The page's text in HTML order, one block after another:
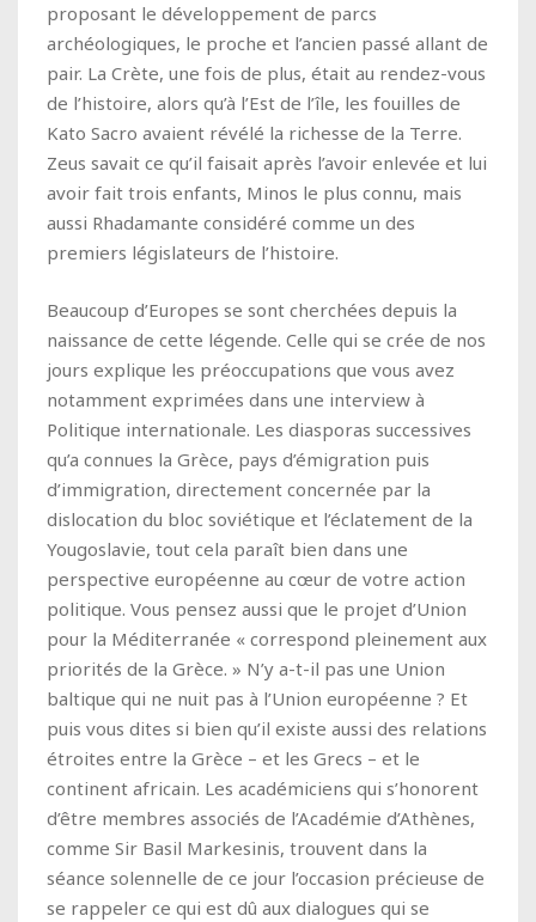
proposant le développement de parcs
archéologiques, le proche et l’ancien passé allant de
pair. La Crète, une fois de plus, était au rendez-vous
de l’histoire, alors qu’à l’Est de l’île, les fouilles de
Kato Sacro avaient révélé la richesse de la Terre.
Zeus savait ce qu’il faisait après l’avoir enlevée et lui
avoir fait trois enfants, Minos le plus connu, mais
aussi Rhadamante considéré comme un des
premiers législateurs de l’histoire.
Beaucoup d’Europes se sont cherchées depuis la
naissance de cette légende. Celle qui se crée de nos
jours explique les préoccupations que vous avez
notamment exprimées dans une interview à
Politique internationale. Les diasporas successives
qu’a connues la Grèce, pays d’émigration puis
d’immigration, directement concernée par la
dislocation du bloc soviétique et l’éclatement de la
Yougoslavie, tout cela paraît bien dans une
perspective européenne au cœur de votre action
politique. Vous pensez aussi que le projet d’Union
pour la Méditerranée « correspond pleinement aux
priorités de la Grèce. » N’y a-t-il pas une Union
baltique qui ne nuit pas à l’Union européenne ? Et
puis vous dites si bien qu’il existe aussi des relations
étroites entre la Grèce – et les Grecs – et le
continent africain. Les académiciens qui s’honorent
d’être membres associés de l’Académie d’Athènes,
comme Sir Basil Markesinis, trouvent dans la
séance solennelle de ce jour l’occasion précieuse de
se rappeler ce qui est dû aux dialogues qui se